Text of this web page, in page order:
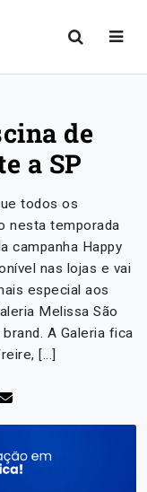
de
a SP
todos os
nesta temporada
campanha Happy
nas lojas e vai
especial aos
Melissa São
A Galeria fica
[…]